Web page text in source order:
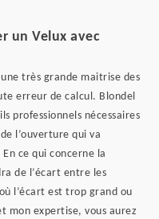
un Velux avec
très grande maitrise des
erreur de calcul. Blondel
professionnels nécessaires
l’ouverture qui va
ce qui concerne la
de l’écart entre les
l’écart est trop grand ou
mon expertise, vous aurez